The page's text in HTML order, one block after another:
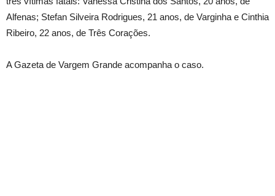
Alfenas; Stefan Silveira Rodrigues, 21 anos, de Varginha e Cinthia
Ribeiro, 22 anos, de Três Corações.
A Gazeta de Vargem Grande acompanha o caso.